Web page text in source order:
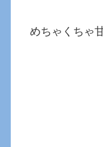
めちゃくちゃ